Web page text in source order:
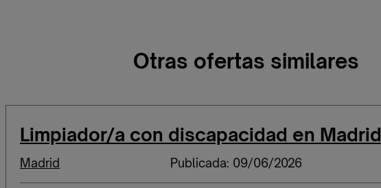
Otras ofertas similares
Limpiador/a con discapacidad en Madrid
Madrid Publicada: 09/06/2026